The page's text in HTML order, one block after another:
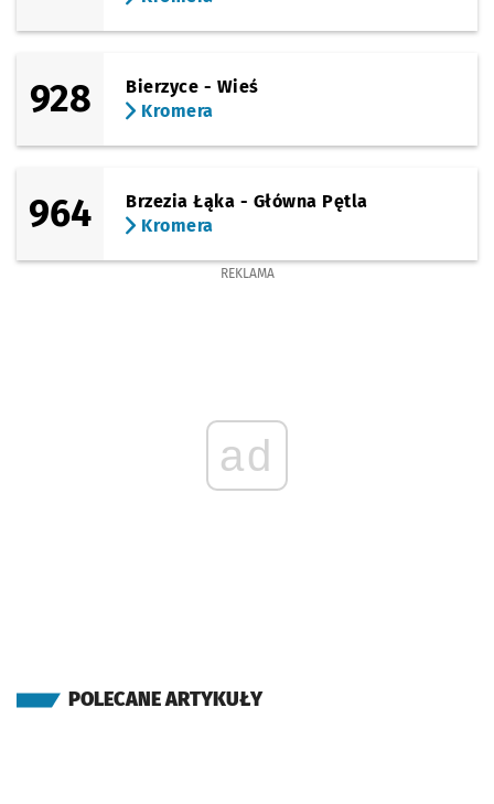
928
Bierzyce - Wieś
Kromera
964
Brzezia Łąka - Główna Pętla
Kromera
REKLAMA
ad
POLECANE ARTYKUŁY